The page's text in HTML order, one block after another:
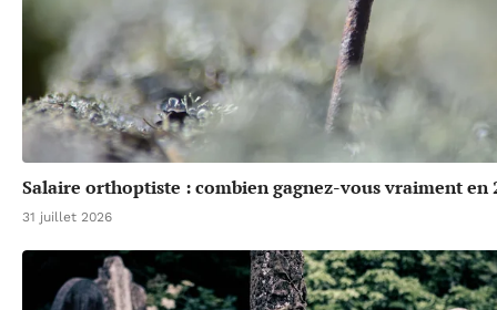
Salaire orthoptiste : combien gagnez-vous vraiment en
31 juillet 2026